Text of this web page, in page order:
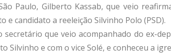
Paulo, Gilberto Kassab, que veio
e candidato a reeleição Silvinho Polo (PSD).
secretário que veio acompanhado do ex-
Silvinho e com o vice Solé, e conheceu a